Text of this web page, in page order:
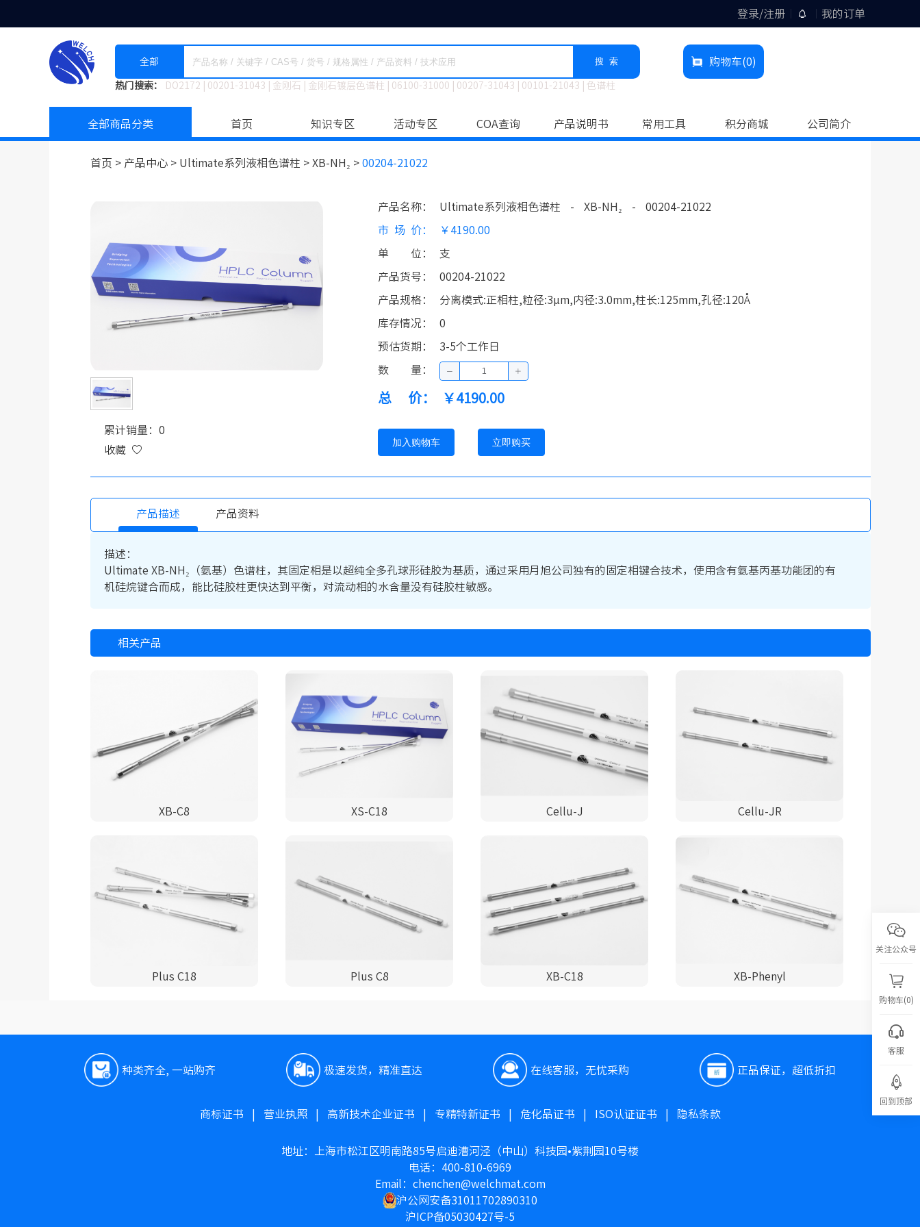
登录/注册 我的订单
全部 搜 索
热门搜索： DO2172 00201-31043 金刚石 金刚石镀层色谱柱 06100-31000 00207-31043 00101-21043 色谱柱
购物车(0)
全部商品分类 首页 知识专区 活动专区 COA查询 产品说明书 常用工具 积分商城 公司简介
首页 > 产品中心 > Ultimate系列液相色谱柱 > XB-NH₂ > 00204-21022
累计销量：0
收藏
产品名称： Ultimate系列液相色谱柱 - XB-NH₂ - 00204-21022
市场价： ￥4190.00
单位 ： 支
产品货号 ： 00204-21022
产品规格： 分离模式:正相柱,粒径:3μm,内径:3.0mm,柱长:125mm,孔径:120Å
库存情况 ： 0
预估货期 ： 3-5个工作日
数量 ：
总价： ￥4190.00
加入购物车 立即购买
产品描述 产品资料
描述：
Ultimate XB-NH₂（氨基）色谱柱，其固定相是以超纯全多孔球形硅胶为基质，通过采用月旭公司独有的固定相键合技术，使用含有氨基丙基功能团的有
机硅烷键合而成，能比硅胶柱更快达到平衡，对流动相的水含量没有硅胶柱敏感。
相关产品
XB-C8 XS-C18 Cellu-J Cellu-JR
Plus C18 Plus C8 XB-C18 XB-Phenyl
种类齐全, 一站购齐 极速发货，精准直达 在线客服，无忧采购 正品保证，超低折扣
商标证书 营业执照| 高新技术企业证书 专精特新证书 危化品证书 ISO认证证书 隐私条款
地址：上海市松江区明南路85号启迪漕河泾（中山）科技园•紫荆园10号楼
电话：400-810-6969
Email：chenchen@welchmat.com
沪公网安备31011702890310
沪ICP备05030427号-5
关注公众号
购物车(0)
客服
回到顶部